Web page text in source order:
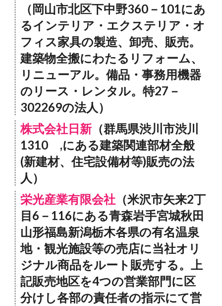
（岡山市北区下中野360－101にあ
るインテリア・エクステリア・オ
フィス家具の製造、卸売、販売。
建築物全搬にわたるリフォーム、
リニューアル。備品・事務用機器
のリース・レンタル。特27－
302269の法人）
株式会社日新 （群馬県渋川市渋川
1310 ,にある建築関連部材全般
(新建材、住宅設備材等)販売の法
人）
栄光産業有限会社 （米沢市矢来2丁
目6－116にある青森岩手宮城秋田
山形福島新潟栃木各県の有名温泉
地・観光施設等の売店に当社オリ
ジナル商品をルート販売する。上
記販売地区を4つの営業部門に区
分けし各部の責任者の指示にて営